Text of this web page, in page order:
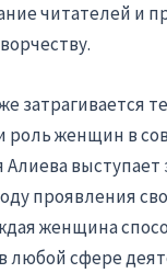
читателей и
затрагивается
роль женщин в
выступает
проявления
женщина
любой сфере